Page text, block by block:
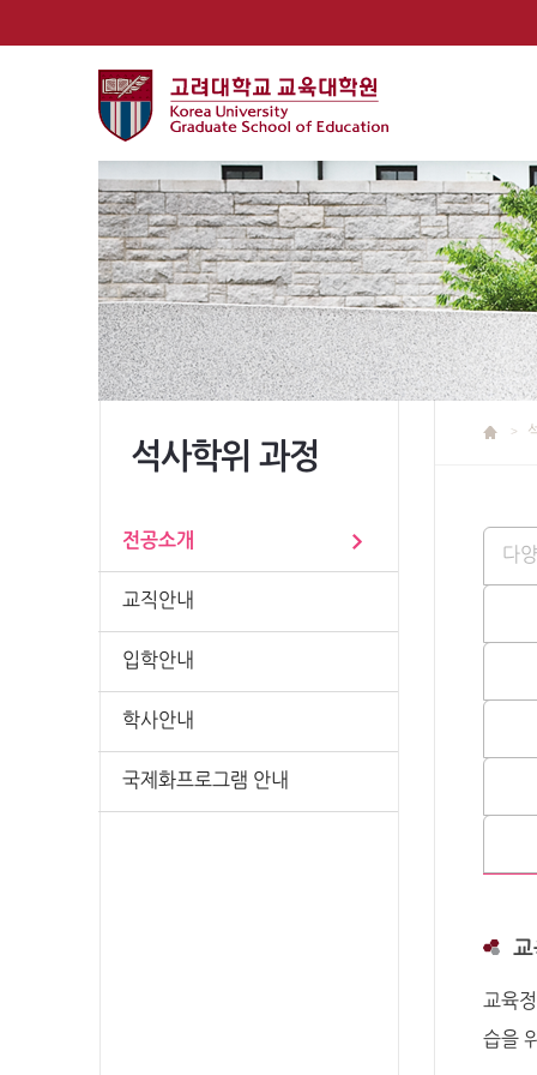
석사학위 과정
전공소개
교직안내
입학안내
학사안내
국제화프로그램 안내
다
교육
습을